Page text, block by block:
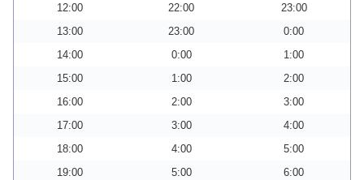
12:00
22:00
23:00
13:00
23:00
0:00
14:00
0:00
1:00
15:00
1:00
2:00
16:00
2:00
3:00
17:00
3:00
4:00
18:00
4:00
5:00
19:00
5:00
6:00